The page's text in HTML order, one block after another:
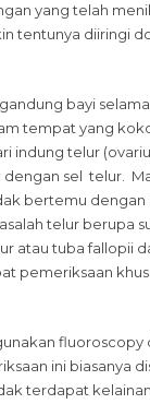
yang telah
tentunya diiringi
bayi
tempat yang
indung telur
sel telur.
bertemu
telur
tuba fallopii
pemeriksaan
ini biasanya
terdapat